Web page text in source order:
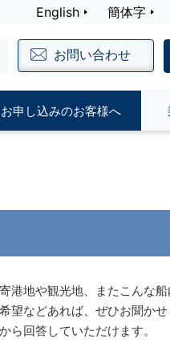
English 簡体字
お問い合わせ
お申し込みのお客様へ
港地や観光地、またこんな
望などあれば、ぜひお聞かせ
ら回答していただけます。